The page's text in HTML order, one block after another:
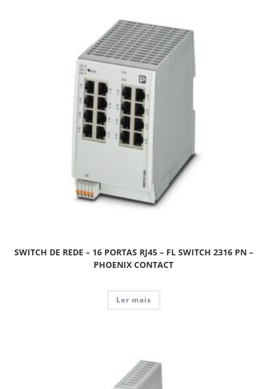
SWITCH DE REDE – 16 PORTAS RJ45 – FL SWITCH 2316 PN –
PHOENIX CONTACT
Ler mais